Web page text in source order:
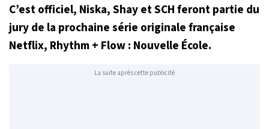
C’est officiel, Niska, Shay et SCH feront partie du
jury de la prochaine série originale française
Netflix, Rhythm + Flow : Nouvelle École.
La suite après cette publicité